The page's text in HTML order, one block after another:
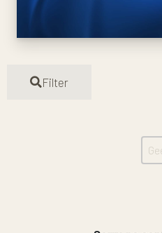
Filter